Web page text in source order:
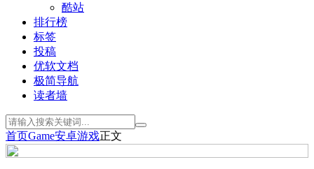
酷站
排行榜
标签
投稿
优软文档
极简导航
读者墙
首页Game安卓游戏正文